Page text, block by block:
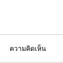
ความคิดเห็น